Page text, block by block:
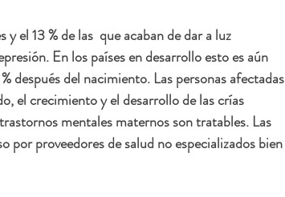
el 13 % de las  que acaban de dar a luz
En los países en desarrollo esto es aún
después del nacimiento. Las personas afectadas
el crecimiento y el desarrollo de las crías
mentales maternos son tratables. Las
por proveedores de salud no especializados bien